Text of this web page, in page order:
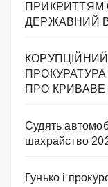
ПРИКРИТТЯМ
ДЕРЖАВНИЙ
КОРУПЦІЙНИЙ
ПРО КРИВАВЕ
Судять
шахрайство
Гунько і